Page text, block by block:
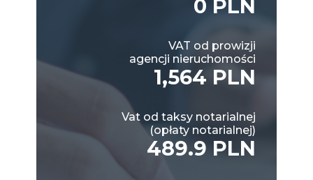
0 PLN
VAT od prowizji
agencji nieruchomości
1,564 PLN
Vat od taksy notarialnej
(opłaty notarialnej)
489.9 PLN